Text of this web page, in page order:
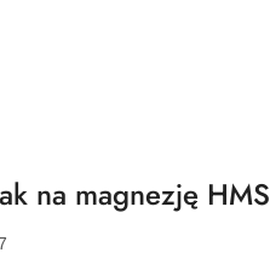
na magnezję HMS